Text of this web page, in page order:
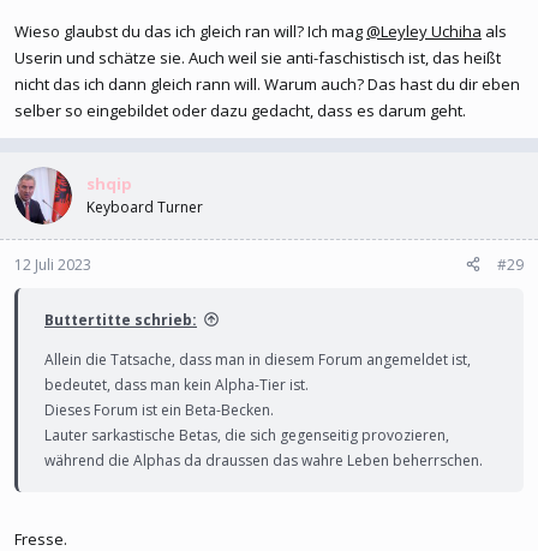
Wieso glaubst du das ich gleich ran will? Ich mag@Leyley Uchiha als
Userin und schätze sie. Auch weil sie anti-faschistisch ist, das heißt
nicht das ich dann gleich rann will. Warum auch? Das hast du dir eben
selber so eingebildet oder dazu gedacht, dass es darum geht.
shqip
Keyboard Turner
12 Juli 2023 #29
Buttertitte schrieb:
Allein die Tatsache, dass man in diesem Forum angemeldet ist,
bedeutet, dass man kein Alpha-Tier ist.
Dieses Forum ist ein Beta-Becken.
Lauter sarkastische Betas, die sich gegenseitig provozieren,
während die Alphas da draussen das wahre Leben beherrschen.
Fresse.